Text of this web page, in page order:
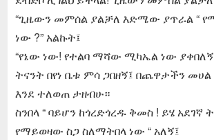
“ጊዜውን መምሰል ያልቻለ እድሜው ያጥራል “
ነው ?” አልኩት፤
“የኔው ነው! የተልባ ማሻው ሚካኤል ነው
ትናንት በየነ ቤቱ ምሳ ጋበዘኝ፤ በጨዋታችን
እንደ ተለወጠ ታዘብሁ።
ስንበላ “ ባይሆን ከጎረድጎረዱ ቅመስ ! ይሄ አደገኛ
የማይወዛው ስጋ ስለማትበላ ነው “ አለኝ፤